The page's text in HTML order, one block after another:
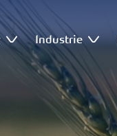
Industrie